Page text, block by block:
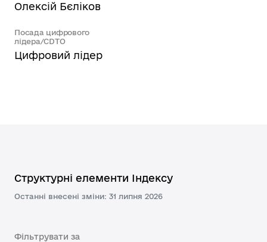
Олексій Бєліков
Посада цифрового
лідера/CDTO
Цифровий лідер
Структурні елементи Індексу
Останні внесені зміни: 31 липня 2026
Фільтрувати за